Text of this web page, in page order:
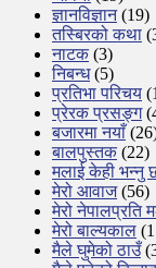
ज्ञानविज्ञान(19)
तस्बिरको कथा
नाटक(3)
निबन्ध(5)
प्रतिभा परिचय
प्रेरक प्रसङ्ग
बजारमा नयाँ
बालपुस्तक(22)
मलाई केही भन्नु
मेरो आवाज(56)
मेरो नेपालप्रति
मेरो बाल्यकाल
मैले घुमेको ठाउँ